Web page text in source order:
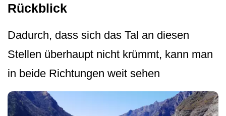
Rückblick
Dadurch, dass sich das Tal an diesen
Stellen überhaupt nicht krümmt, kann man
in beide Richtungen weit sehen